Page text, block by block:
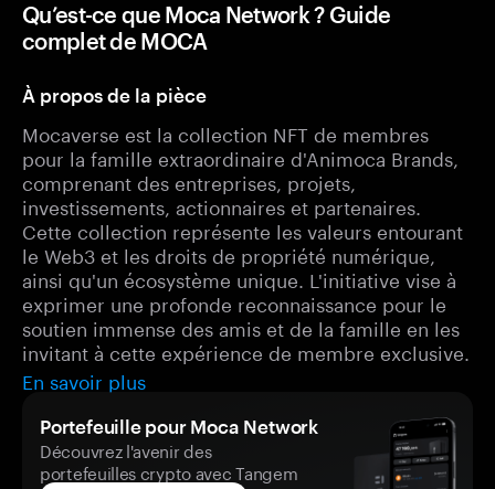
Qu’est-ce que Moca Network ? Guide
complet de MOCA
À propos de la pièce
Mocaverse est la collection NFT de membres
pour la famille extraordinaire d'Animoca Brands,
comprenant des entreprises, projets,
investissements, actionnaires et partenaires.
Cette collection représente les valeurs entourant
le Web3 et les droits de propriété numérique,
ainsi qu'un écosystème unique. L'initiative vise à
exprimer une profonde reconnaissance pour le
soutien immense des amis et de la famille en les
invitant à cette expérience de membre exclusive.
En savoir plus
Portefeuille pour Moca Network
Découvrez l'avenir des
portefeuilles crypto avec Tangem